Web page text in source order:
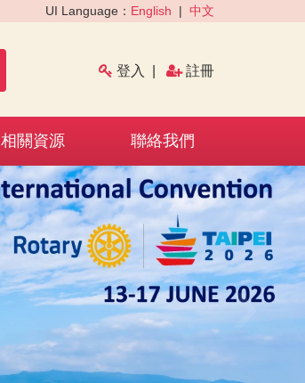
UI Language： English | 中文
登入 註冊
相關資源 聯絡我們
›